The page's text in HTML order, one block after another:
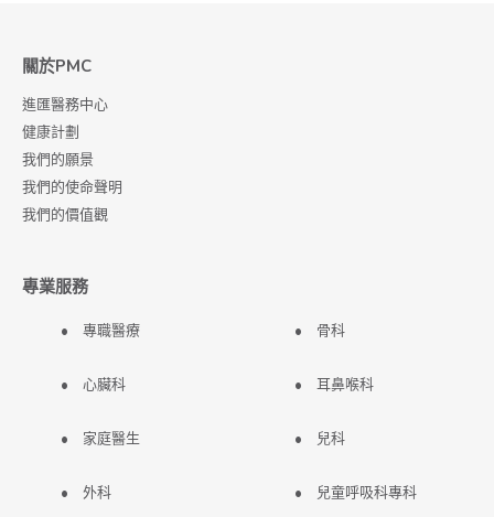
關於PMC
進匯醫務中心
健康計劃
我們的願景
我們的使命聲明
我們的價值觀
專業服務
專職醫療
心臟科
家庭醫生
外科
骨科
耳鼻喉科
兒科
兒童呼吸科專科